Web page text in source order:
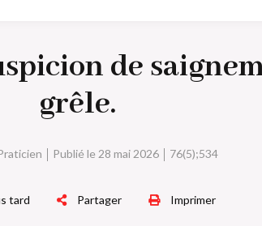
de
grêle.
Publié le 28 mai 2026 76(5);534
tard Partager Imprimer